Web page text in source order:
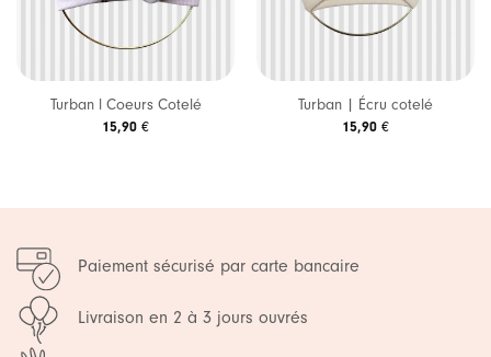
Turban l Coeurs Cotelé
15,90 €
Turban | Écru cotelé
15,90 €
Paiement sécurisé par carte bancaire
Livraison en 2 à 3 jours ouvrés